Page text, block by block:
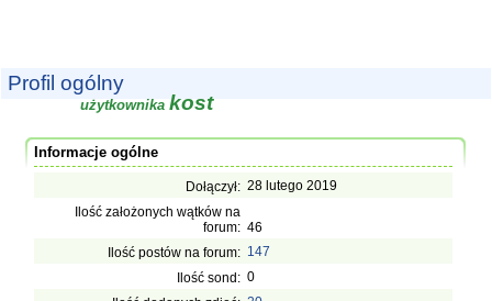
Profil ogólny
użytkownikakost
Informacje ogólne
Dołączył: 28 lutego 2019
Ilość założonych wątków na
forum: 46
Ilość postów na forum: 147
Ilość sond: 0